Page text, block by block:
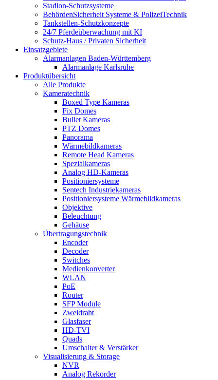
Stadion-Schutzsysteme
BehördenSicherheit Systeme & PolizeiTechnik
Tankstellen-Schutzkonzepte​
24/7 Pferdeüberwachung mit KI
Schutz-Haus / Privaten Sicherheit
Einsatzgebiete
Alarmanlagen Baden-Württemberg
Alarmanlage Karlsruhe
Produktübersicht
Alle Produkte
Kameratechnik
Boxed Type Kameras
Fix Domes
Bullet Kameras
PTZ Domes
Panorama
Wärmebildkameras
Remote Head Kameras
Spezialkameras
Analog HD-Kameras
Positioniersysteme
Sentech Industriekameras
Positioniersysteme Wärmebildkameras
Objektive
Beleuchtung
Gehäuse
Übertragungstechnik
Encoder
Decoder
Switches
Medienkonverter
WLAN
PoE
Router
SFP Module
Zweidraht
Glasfaser
HD-TVI
Quads
Umschalter & Verstärker
Visualisierung & Storage
NVR
Analog Rekorder